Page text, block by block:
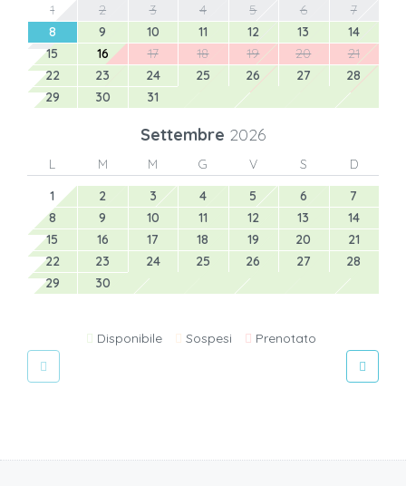
1
2 3 4 5 6
7
8
9 10 11 12 13
14
15
16 17 18 19 20
21
22
23 24 25 26 27
28
29
30 31
Settembre 2026
L M M G V S
D
1
2 3 4 5 6
7
8
9 10 11 12 13
14
15
16 17 18 19 20
21
22
23 24 25 26 27
28
29
30
Disponibile Sospesi Prenotato